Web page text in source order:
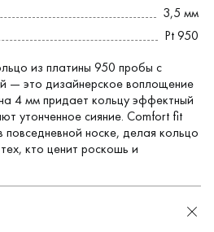
3,5 мм
Pt 950
из платины 950 пробы с
— это дизайнерское воплощение
4 мм придает кольцу эффектный
утонченное сияние. Comfort fit
носке, делая кольцо
кто ценит роскошь и